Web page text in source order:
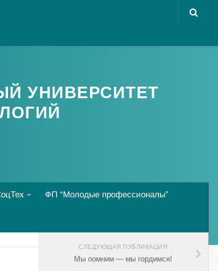
УНИВЕРСИТЕТ
ФП “Молодые профессионалы”
СЛЕДУЮЩАЯ ПУБЛИКАЦИЯ
Мы помним — мы гордимся!